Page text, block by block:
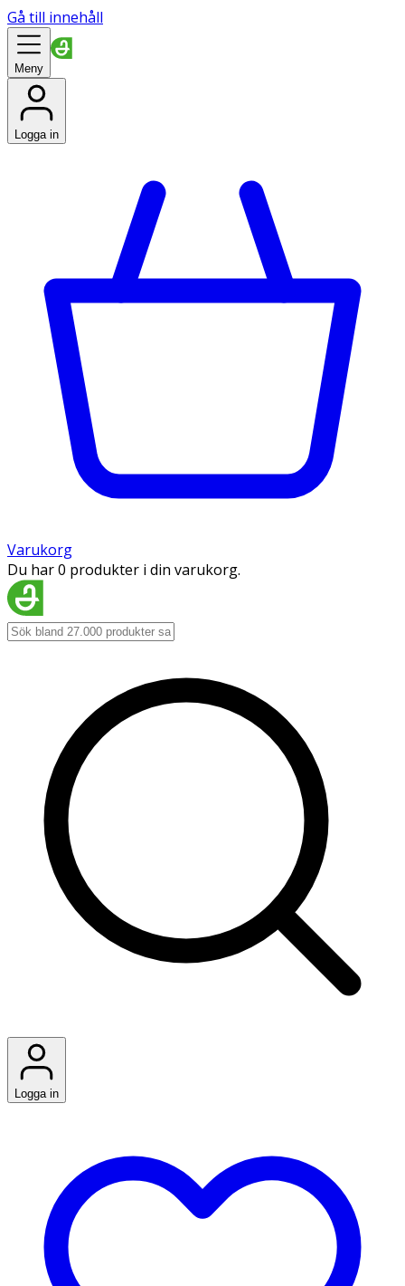
Gå till innehåll
Meny
Logga in
Varukorg
Du har 0 produkter i din varukorg.
Logga in